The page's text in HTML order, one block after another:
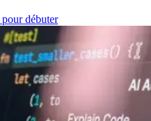
débuter